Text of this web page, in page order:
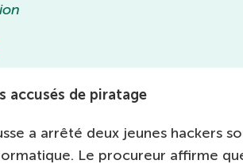
accusés de piratage
a arrêté deux jeunes hackers
Le procureur affirme